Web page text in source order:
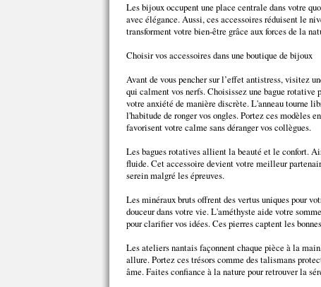
Les bijoux occupent une place centrale dans votre
avec élégance. Aussi, ces accessoires réduisent le
transforment votre bien-être grâce aux forces de la
Choisir vos accessoires dans une boutique de bijoux
Avant de vous pencher sur l’effet antistress, visitez
qui calment vos nerfs. Choisissez une bague rotative
votre anxiété de manière discrète. L'anneau tourne
l'habitude de ronger vos ongles. Portez ces modèles
favorisent votre calme sans déranger vos collègues.
Les bagues rotatives allient la beauté et le confort.
fluide. Cet accessoire devient votre meilleur
serein malgré les épreuves.
Les minéraux bruts offrent des vertus uniques pour
douceur dans votre vie. L'améthyste aide votre
pour clarifier vos idées. Ces pierres captent les
Les ateliers nantais façonnent chaque pièce à la
allure. Portez ces trésors comme des talismans
âme. Faites confiance à la nature pour retrouver la